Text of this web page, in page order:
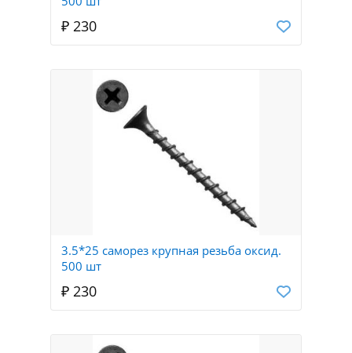
₽ 230
3.5*25 саморез крупная резьба оксид.
500 шт
₽ 230